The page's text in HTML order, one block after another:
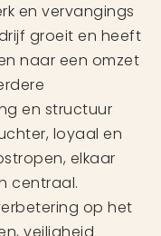
en vervangings
groeit en heeft
naar een omzet
en structuur
loyaal en
elkaar
centraal.
op het